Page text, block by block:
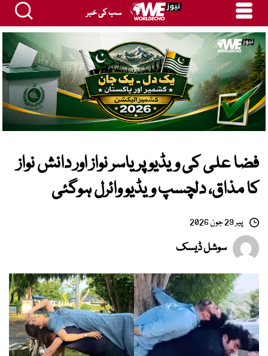
سب کی خبر
فضا علی کی ویڈیو پر یاسر نواز اور دانش نواز
کا مذاق، دلچسپ ویڈیو وائرل ہوگئی
پیر 29 جون 2026
سوشل ڈیسک